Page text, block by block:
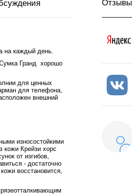
на каждый день.
Сумка Гранд хорошо
для ценных
для телефона,
внешний
износостойкими
кожи Крейзи хорс
от изгибов,
- достаточно
восстановится,
Отзывы